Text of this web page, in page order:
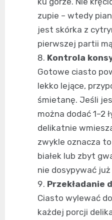
zupie – wtedy
jest skórka z
pierwszej partii
Kontrola
Gotowe ciasto
lekko lejące,
śmietanę. Jeśli
można dodać 1–2
delikatnie
zwykle oznacza
białek lub zbyt
nie dosypywać już
Przekładanie
Ciasto wylewać
każdej porcji